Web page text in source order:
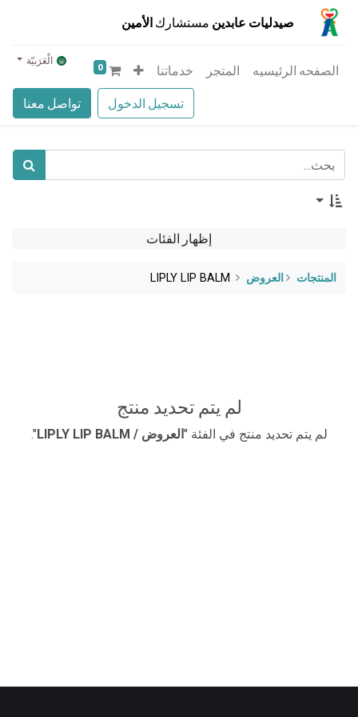
صيدليات عابدين مستشارك الأمين
تسجيل الدخول تواصل معنا
الصفحه الرئيسيه المتجر خدماتنا 0 الْعَرَبيّة
إظهار الفئات
المنتجات ​العروض LIPLY LIP BALM
لم يتم تحديد منتج
لم يتم تحديد منتج في الفئة " ​العروض / LIPLY LIP BALM ".